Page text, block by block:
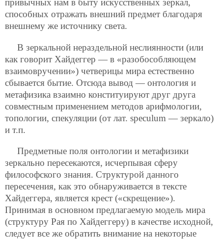
привычных нам в быту искусственных зеркал,
способных отражать внешний предмет благодаря
внешнему же источнику света.
В зеркальной нераздельной неслиянности (или
как говорит Хайдеггер — в «разобособляющем
взаимовручении») четверицы мира естественно
сбывается бытие. Отсюда вывод — онтология и
метафизика взаимно конституируют друг друга
совместным применением методов арифмологии,
топологии, спекуляции (от лат. speculum — зеркало)
и т.п.
Предметные поля онтологии и метафизики
зеркально пересекаются, исчерпывая сферу
философского знания. Структурой данного
пересечения, как это обнаруживается в тексте
Хайдеггера, является крест («скрещение»).
Принимая в основном предлагаемую модель мира
(структуру Рая по Хайдеггеру) в качестве исходной,
следует все же обратить внимание на некоторые